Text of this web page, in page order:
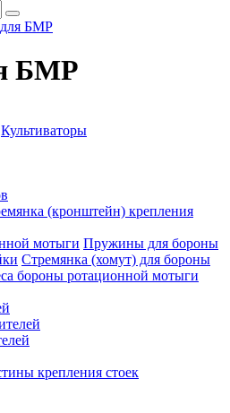
для БМР
БМР
Культиваторы
(кронштейн) крепления
мотыги Пружины для бороны
Стремянка (хомут) для бороны
бороны ротационной мотыги
крепления стоек